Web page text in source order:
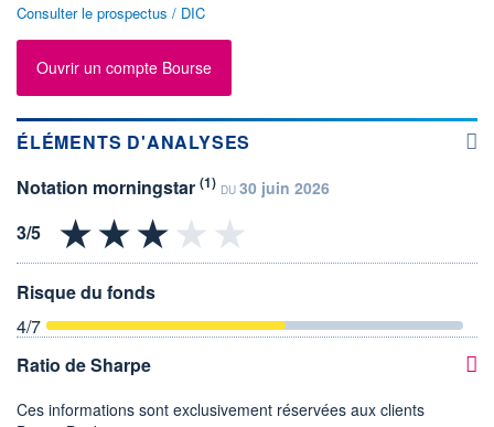
Consulter le prospectus / DIC
Ouvrir un compte Bourse
ÉLÉMENTS D'ANALYSES
Notation morningstar (1) DU 30 juin 2026
Risque du fonds
4/7
Ratio de Sharpe
Ces informations sont exclusivement réservées aux clients